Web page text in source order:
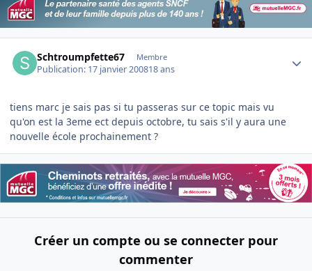
Schtroumpfette67 Membre
Publication: 17 janvier 200818 ans
tiens marc je sais pas si tu passeras sur ce topic mais vu
qu'on est la 3eme ect depuis octobre, tu sais s'il y aura une
nouvelle école prochainement ?
Créer un compte ou se connecter pour
commenter